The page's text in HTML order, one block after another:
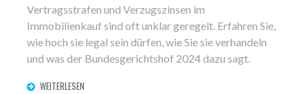
Vertragsstrafen und Verzugszinsen im
Immobilienkauf sind oft unklar geregelt. Erfahren Sie,
wie hoch sie legal sein dürfen, wie Sie sie verhandeln
und was der Bundesgerichtshof 2024 dazu sagt.
WEITERLESEN